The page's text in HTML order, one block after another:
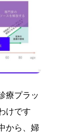
療プラッ
けです
から、婦